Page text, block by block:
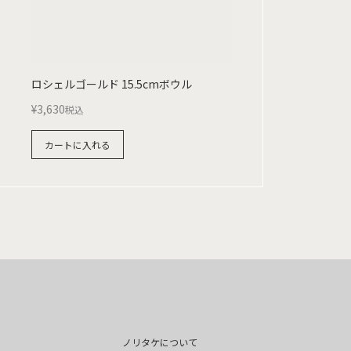
ロシェルゴールド 15.5cmボウル
¥3,630税込
カートに入れる
ノリタケについて